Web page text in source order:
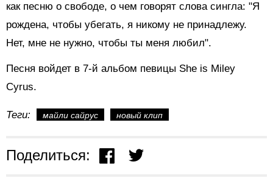
как песню о свободе, о чем говорят слова сингла: "Я
рождена, чтобы убегать, я никому не принадлежу.
Нет, мне не нужно, чтобы ты меня любил".
Песня войдет в 7-й альбом певицы She is Miley
Cyrus.
Теги: майли сайрус новый клип
Поделиться: